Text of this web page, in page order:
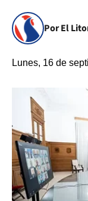
Por El
Lunes, 16 de